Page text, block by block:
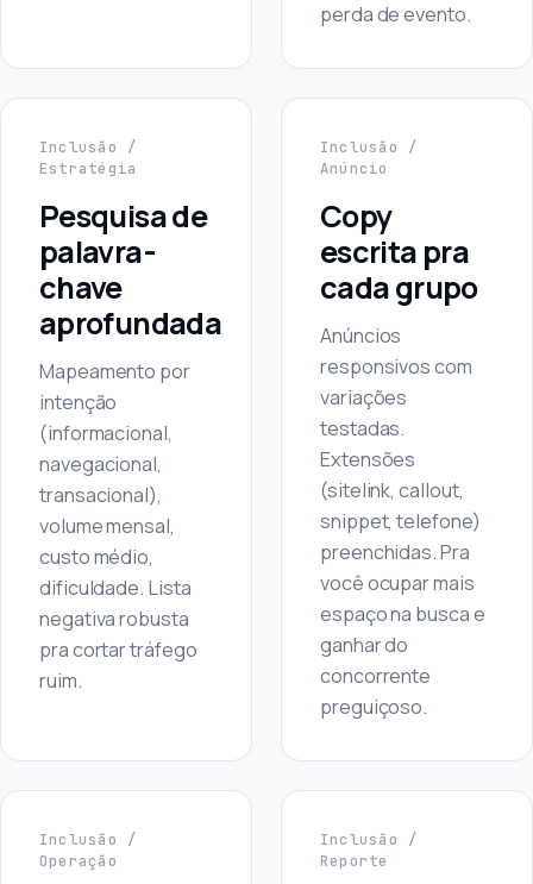
perda de evento.
Inclusão /
Estratégia
Pesquisa de
palavra-
chave
aprofundada
Mapeamento por
intenção
(informacional,
navegacional,
transacional),
volume mensal,
custo médio,
dificuldade. Lista
negativa robusta
pra cortar tráfego
ruim.
Inclusão /
Anúncio
Copy
escrita pra
cada grupo
Anúncios
responsivos com
variações
testadas.
Extensões
(sitelink, callout,
snippet, telefone)
preenchidas. Pra
você ocupar mais
espaço na busca e
ganhar do
concorrente
preguiçoso.
Inclusão /
Operação
Inclusão /
Reporte